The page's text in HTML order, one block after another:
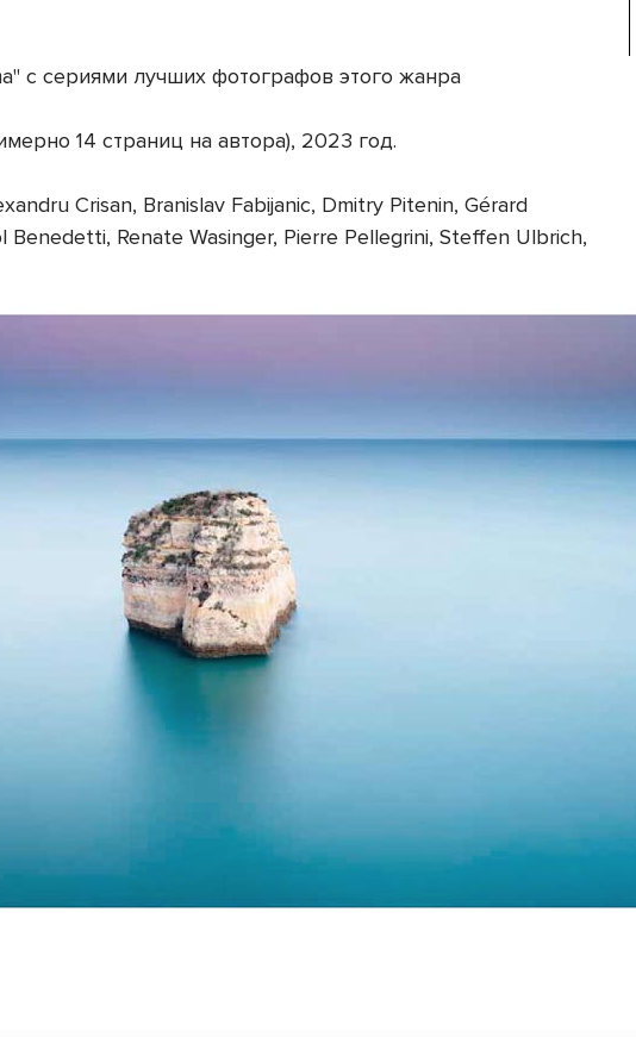
с сериями лучших фотографов этого жанра
14 страниц на автора), 2023 год.
Crisan, Branislav Fabijanic, Dmitry Pitenin, Gérard
Benedetti, Renate Wasinger, Pierre Pellegrini, Steffen Ulbrich,